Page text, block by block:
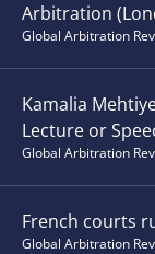
Arbitration
Global Arbitration
Kamalia
Lecture or
Global Arbitration
French courts
Global Arbitration